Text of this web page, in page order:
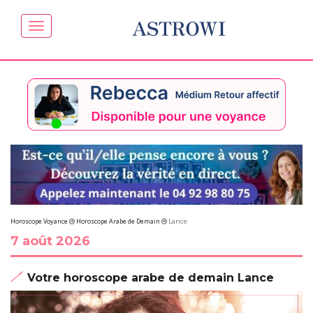
ASTROWI
Horoscope Voyance Horoscope Arabe de Demain Lance
7 août 2026
Votre horoscope arabe de demain Lance